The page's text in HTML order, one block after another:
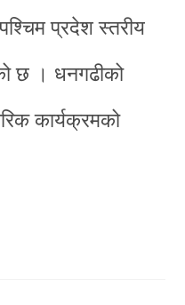
प्रदेश स्तरीय
छ । धनगढीको
कार्यक्रमको